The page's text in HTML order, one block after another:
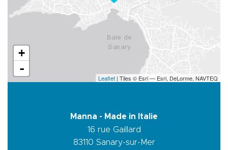
+
-
Leaflet | Tiles © Esri — Esri, DeLorme, NAVTEQ
Manna - Made in Italie
16 rue Gaillard
83110 Sanary-sur-Mer